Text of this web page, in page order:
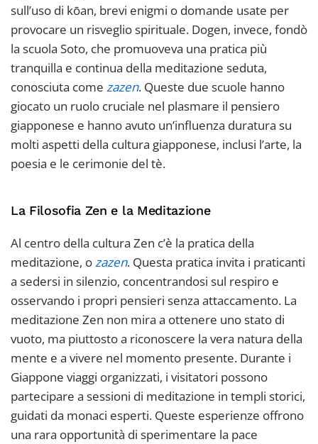
sull’uso di kōan, brevi enigmi o domande usate per
provocare un risveglio spirituale. Dogen, invece, fondò
la scuola Soto, che promuoveva una pratica più
tranquilla e continua della meditazione seduta,
conosciuta come zazen. Queste due scuole hanno
giocato un ruolo cruciale nel plasmare il pensiero
giapponese e hanno avuto un’influenza duratura su
molti aspetti della cultura giapponese, inclusi l’arte, la
poesia e le cerimonie del tè.
La Filosofia Zen e la Meditazione
Al centro della cultura Zen c’è la pratica della
meditazione, ozazen. Questa pratica invita i praticanti
a sedersi in silenzio, concentrandosi sul respiro e
osservando i propri pensieri senza attaccamento. La
meditazione Zen non mira a ottenere uno stato di
vuoto, ma piuttosto a riconoscere la vera natura della
mente e a vivere nel momento presente. Durante i
Giappone viaggi organizzati, i visitatori possono
partecipare a sessioni di meditazione in templi storici,
guidati da monaci esperti. Queste esperienze offrono
una rara opportunità di sperimentare la pace